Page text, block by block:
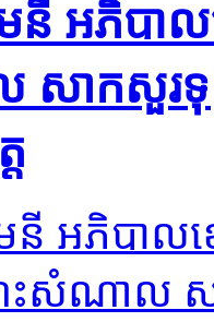
នី អភិបា
សួរទុក្ខ